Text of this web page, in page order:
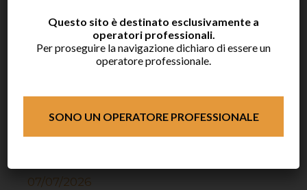
Casi clinici
Articoli recenti
07/07/2026
Questo sito è destinato esclusivamente a
operatori professionali.
Per proseguire la navigazione dichiaro di essere un
operatore professionale.
SONO UN OPERATORE PROFESSIONALE